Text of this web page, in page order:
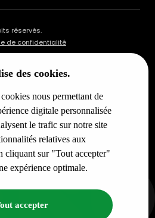
des cookies.
nous permettant de
digitale personnalisée
le trafic sur notre site
relatives aux
cliquant sur "Tout accepter"
expérience optimale.
accepter
réservés.
de confidentialité